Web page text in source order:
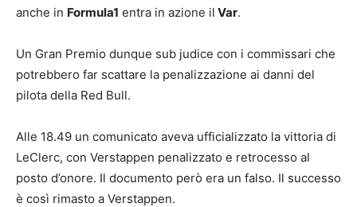
anche in Formula1 entra in azione il Var.
Un Gran Premio dunque sub judice con i commissari che
potrebbero far scattare la penalizzazione ai danni del
pilota della Red Bull.
Alle 18.49 un comunicato aveva ufficializzato la vittoria di
LeClerc, con Verstappen penalizzato e retrocesso al
posto d’onore. Il documento però era un falso. Il successo
è così rimasto a Verstappen.